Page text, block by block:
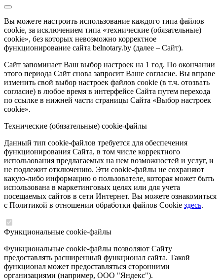
Вы можете настроить использование каждого типа файлов
cookie, за исключением типа «технические (обязательные)
cookie», без которых невозможно корректное
функционирование сайта belnotary.by (далее – Сайт).
Сайт запоминает Ваш выбор настроек на 1 год. По окончании
этого периода Сайт снова запросит Ваше согласие. Вы вправе
изменить свой выбор настроек файлов cookie (в т.ч. отозвать
согласие) в любое время в интерфейсе Сайта путем перехода
по ссылке в нижней части страницы Сайта «Выбор настроек
cookie».
Технические (обязательные) cookie-файлы
Данный тип cookie-файлов требуется для обеспечения
функционирования Сайта, в том числе корректного
использования предлагаемых на нем возможностей и услуг, и
не подлежит отключению. Эти cookie-файлы не сохраняют
какую-либо информацию о пользователе, которая может быть
использована в маркетинговых целях или для учета
посещаемых сайтов в сети Интернет. Вы можете ознакомиться
с Политикой в отношении обработки файлов Cookie здесь.
Функциональные cookie-файлы
Функциональные cookie-файлы позволяют Сайту
предоставлять расширенный функционал сайта. Такой
функционал может предоставляться сторонними
организациями (например, ООО "Яндекс").